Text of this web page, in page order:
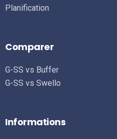
Planification
Comparer
G-SS vs Buffer
G-SS vs Swello
Informations